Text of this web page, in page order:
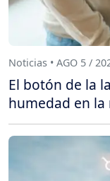
Noticias • AGO 5 /
El botón de la
humedad en la